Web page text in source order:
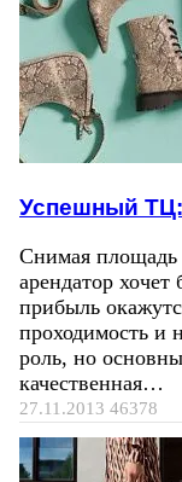
Успешный
Снимая площадь
арендатор
прибыль
проходимость и
роль, но
качественная…
27.11.2013 46378